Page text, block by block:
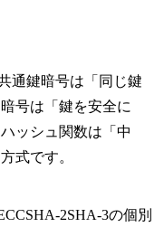
通鍵暗号は「同じ鍵
号は「鍵を安全に
ッシュ関数は「中
式です。
2SHA-3の個別